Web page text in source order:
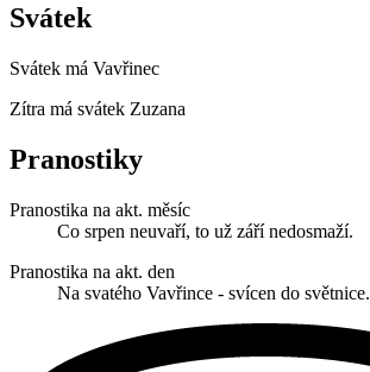
Svátek
Svátek má Vavřinec
Zítra má svátek Zuzana
Pranostiky
Pranostika na akt. měsíc
Co srpen neuvaří, to už září nedosmaží.
Pranostika na akt. den
Na svatého Vavřince - svícen do světnice.